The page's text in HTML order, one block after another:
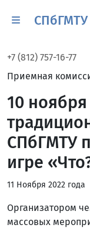
СПбГМТУ
+7 (812) 757-16-77
Приемная
10 ноября
СПбГМТУ
игре
11 Ноября 2022 года
Организатором
массовых